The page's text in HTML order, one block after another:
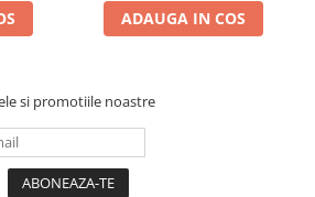
ADAUGA IN COS
si promotiile noastre